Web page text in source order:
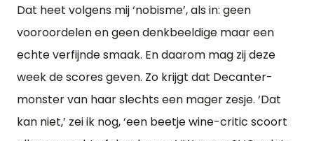
Dat heet volgens mij ‘nobisme’, als in: geen
vooroordelen en geen denkbeeldige maar een
echte verfijnde smaak. En daarom mag zij deze
week de scores geven. Zo krijgt dat Decanter-
monster van haar slechts een mager zesje. ‘Dat
kan niet,’ zei ik nog, ‘een beetje wine-critic scoort